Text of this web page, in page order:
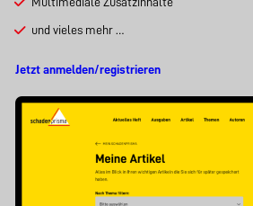
und vieles mehr …
Jetzt anmelden/registrieren